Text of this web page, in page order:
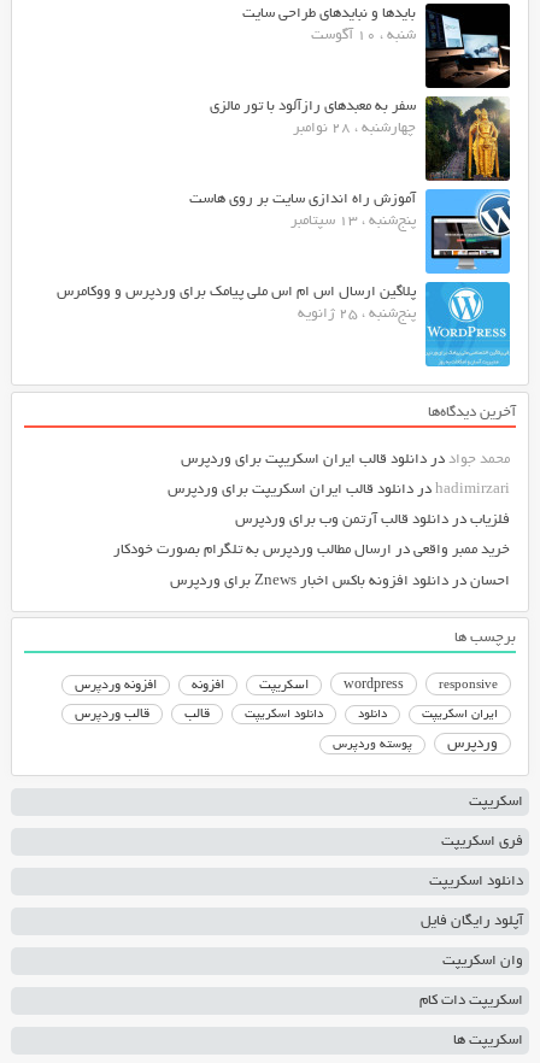
بایدها و نبایدهای طراحی سایت
شنبه ، 10 آگوست
سفر به معبدهای رازآلود با تور مالزی
چهارشنبه ، 28 نوامبر
آموزش راه اندازی سایت بر روی هاست
پنج‌شنبه ، 13 سپتامبر
پلاگین ارسال اس ام اس ملی پیامک برای وردپرس و ووکامرس
پنج‌شنبه ، 25 ژانویه
آخرین دیدگاه‌ها
محمد جواددر دانلود قالب ایران اسکریپت برای وردپرس
hadimirzariدر دانلود قالب ایران اسکریپت برای وردپرس
فلزیابدر دانلود قالب آرتمن وب برای وردپرس
خرید ممبر واقعیدر ارسال مطالب وردپرس به تلگرام بصورت خودکار
احساندر دانلود افزونه باکس اخبار Znews برای وردپرس
برچسب ها
responsive
wordpress اسکریپت افزونه افزونه وردپرس
ایران اسکریپت دانلود دانلود اسکریپت قالب قالب وردپرس
وردپرس پوسته وردپرس
اسکریپت
فری اسکریپت
دانلود اسکریپت
آپلود رایگان فایل
وان اسکریپت
اسکریپت دات کام
اسکریپت ها